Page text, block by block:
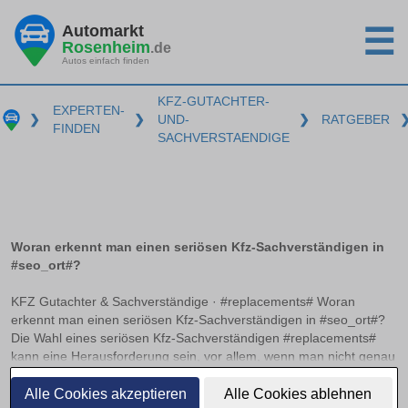
Alle Cookies akzeptieren Alle Cookies ablehnen
Automarkt
Rosenheim.de
Autos einfach finden ☰
❯
EXPERTEN-
FINDEN
❯
KFZ-GUTACHTER-
UND-
SACHVERSTAENDIGE
❯ RATGEBER
Woran erkennt man einen seriösen Kfz-Sachverständigen in
#seo_ort#?
KFZ Gutachter & Sachverständige · #replacements# Woran
erkennt man einen seriösen Kfz-Sachverständigen in #seo_ort#?
Die Wahl eines seriösen Kfz-Sachverständigen #replacements#
kann eine Herausforderung sein, vor allem, wenn man nicht genau
weiß, worauf zu achten ist. Anerkannte Zertifizierungen und
Verbandsmitgliedschaften können hier als wichtige Indikatoren
weiterlesen